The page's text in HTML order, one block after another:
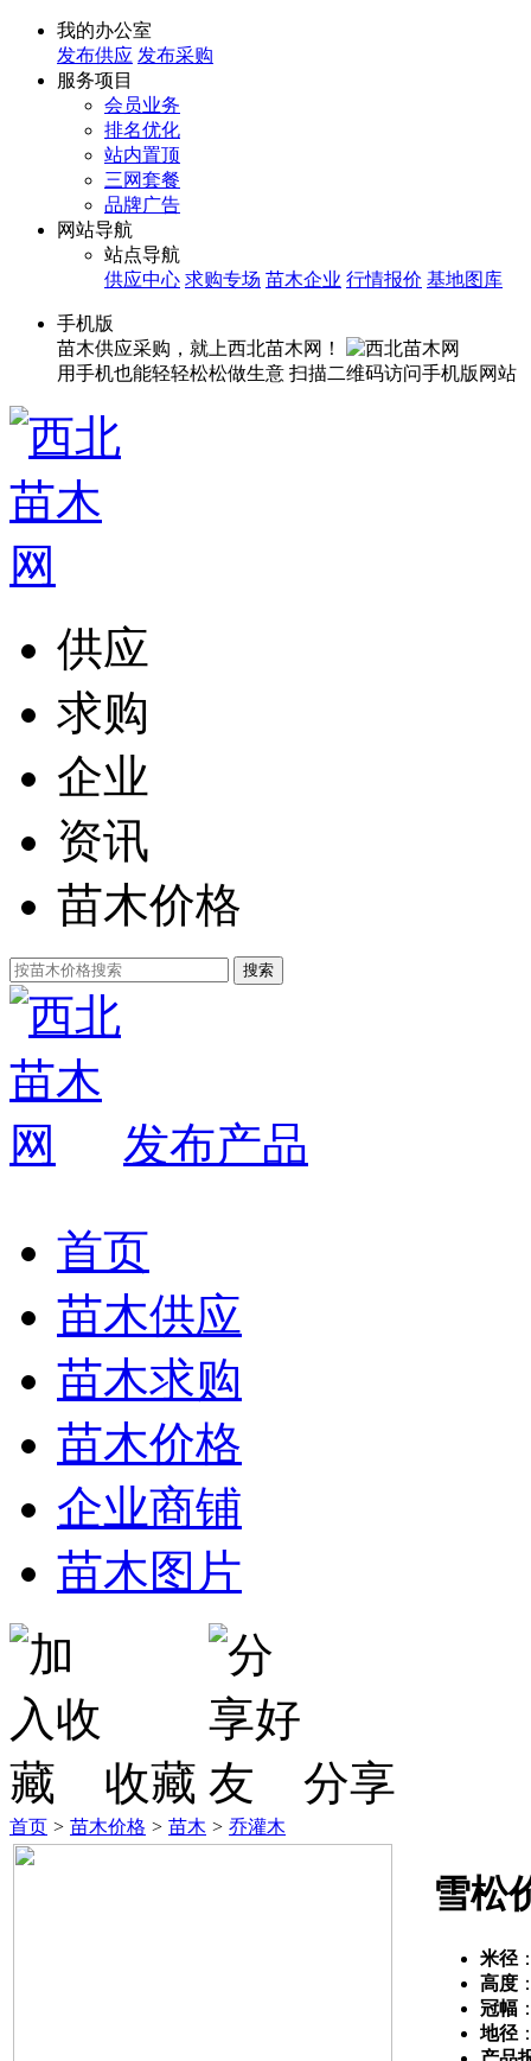
我的办公室
发布供应 发布采购
服务项目
会员业务
排名优化
站内置顶
三网套餐
品牌广告
网站导航
站点导航
供应中心 求购专场 苗木企业 行情报价 基地图库
手机版
苗木供应采购，就上西北苗木网！
用手机也能轻轻松松做生意 扫描二维码访问手机版网站
供应
求购
企业
资讯
苗木价格
发布产品
首页
苗木供应
苗木求购
苗木价格
企业商铺
苗木图片
收藏 分享
首页 > 苗木价格 > 苗木 > 乔灌木
雪松
米径
高度
冠幅
地径